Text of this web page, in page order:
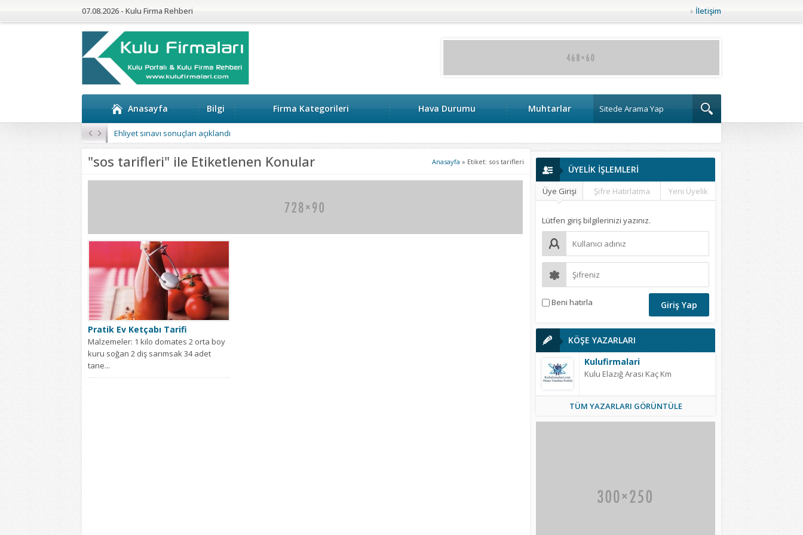
07.08.2026 - Kulu Firma Rehberi İletişim
Anasayfa Bilgi Firma Kategorileri Hava Durumu Muhtarlar
Ehliyet sınavı sonuçları açıklandı
Anasayfa » Etiket: sos tarifleri
"sos tarifleri" ile Etiketlenen Konular
Pratik Ev Ketçabı Tarifi
Malzemeler: 1 kilo domates 2 orta boy
kuru soğan 2 diş sarımsak 34 adet
tane...
ÜYELİK İŞLEMLERİ
Üye Girişi Şifre Hatırlatma Yeni Üyelik
Lütfen giriş bilgilerinizi yazınız.
Beni hatırla
KÖŞE YAZARLARI
Kulufirmalari
Kulu Elazığ Arası Kaç Km
TÜM YAZARLARI GÖRÜNTÜLE